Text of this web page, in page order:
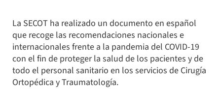
La SECOT ha realizado un documento en español
que recoge las recomendaciones nacionales e
internacionales frente a la pandemia del COVID-19
con el fin de proteger la salud de los pacientes y de
todo el personal sanitario en los servicios de Cirugía
Ortopédica y Traumatología.